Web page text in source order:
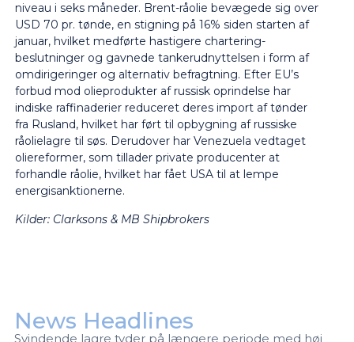
niveau i seks måneder. Brent-råolie bevægede sig over
USD 70 pr. tønde, en stigning på 16% siden starten af
januar, hvilket medførte hastigere chartering-
beslutninger og gavnede tankerudnyttelsen i form af
omdirigeringer og alternativ befragtning. Efter EU’s
forbud mod olieprodukter af russisk oprindelse har
indiske raffinaderier reduceret deres import af tønder
fra Rusland, hvilket har ført til opbygning af russiske
råolielagre til søs. Derudover har Venezuela vedtaget
oliereformer, som tillader private producenter at
forhandle råolie, hvilket har fået USA til at lempe
energisanktionerne.
Kilder: Clarksons & MB Shipbrokers
News Headlines
Svindende lagre tyder på længere periode med høj